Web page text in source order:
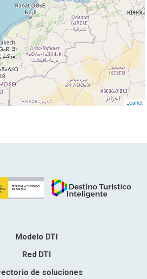
Leaflet
Modelo DTI
Red DTI
de soluciones